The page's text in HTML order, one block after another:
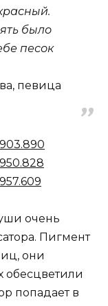
было
песок
певица
очень
Пигмент
они
обесцветили
попадает в